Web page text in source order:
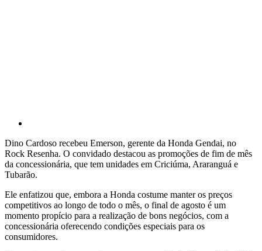
Dino Cardoso recebeu Emerson, gerente da Honda Gendai, no
Rock Resenha. O convidado destacou as promoções de fim de mês
da concessionária, que tem unidades em Criciúma, Araranguá e
Tubarão.
Ele enfatizou que, embora a Honda costume manter os preços
competitivos ao longo de todo o mês, o final de agosto é um
momento propício para a realização de bons negócios, com a
concessionária oferecendo condições especiais para os
consumidores.